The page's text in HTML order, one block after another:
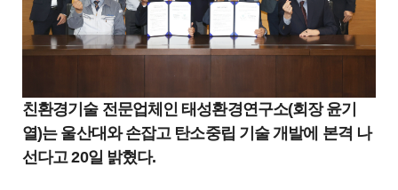
친환경기술 전문업체인 태성환경연구소(회장 윤기
열)는 울산대와 손잡고 탄소중립 기술 개발에 본격 나
선다고 20일 밝혔다.